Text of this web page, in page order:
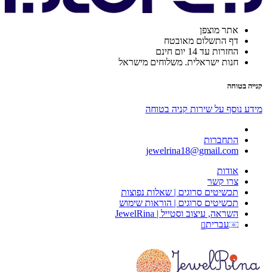
אתר מוצפן
דף התשלום מאובטח
החזרות עד 14 יום חינם
חנות ישראלית. משלוחים מישראל
קנייה בטוחה
מידע נוסף על שירות קניה בטוחה
התחברות
jewelrina18@gmail.com
אודות
צרו קשר
תכשיטים סרוגים | שאלות נפוצות
תכשיטים סרוגים | הוראות שימוש
השראה, עיצוב וסטייל | JewelRina
עברית